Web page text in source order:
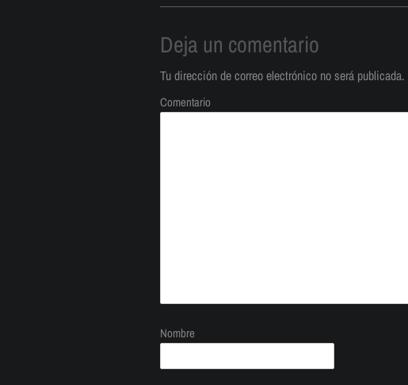
Deja un comentario
Tu dirección de correo electrónico no será publicada.
Comentario
Nombre